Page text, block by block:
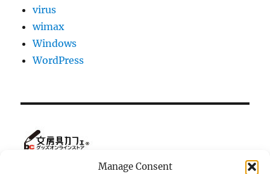
Manage Consent
virus
wimax
Windows
WordPress